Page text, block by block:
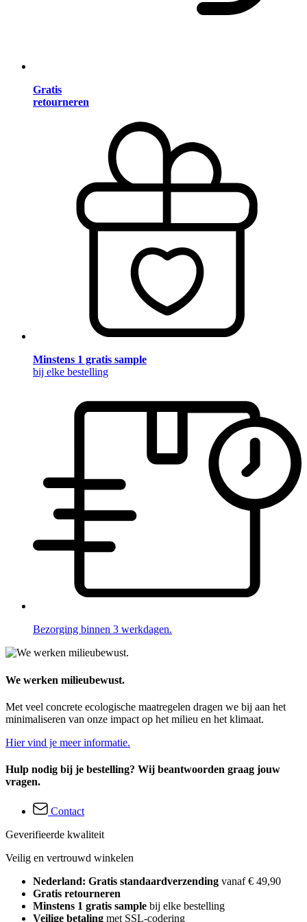
Gratis
retourneren
Minstens 1 gratis sample
bij elke bestelling
Bezorging binnen 3 werkdagen.
We werken milieubewust.
Met veel concrete ecologische maatregelen dragen we bij aan het
minimaliseren van onze impact op het milieu en het klimaat.
Hier vind je meer informatie.
Hulp nodig bij je bestelling? Wij beantwoorden graag jouw
vragen.
Contact
Geverifieerde kwaliteit
Veilig en vertrouwd winkelen
Nederland: Gratis standaardverzending vanaf € 49,90
Gratis retourneren
Minstens 1 gratis sample bij elke bestelling
Veilige betaling met SSL-codering